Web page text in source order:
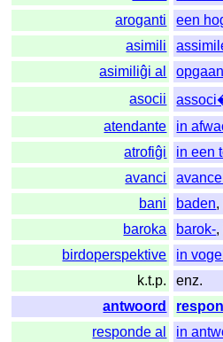
aroganti
een
asimili
asimiliĝi al
asocii
atendante
in
atrofiĝi
in een
avanci
bani
baden,
baroka
barok-,
birdoperspektive
in
k.t.p.
enz.
antwoord
responde al
in